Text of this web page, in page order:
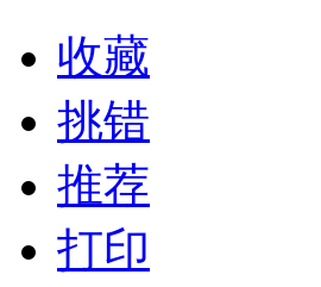
收藏
挑错
推荐
打印